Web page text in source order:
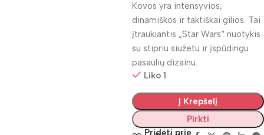
Kovos yra intensyvios,
dinamiškos ir taktiškai gilios. Tai
įtraukiantis „Star Wars“ nuotykis
su stipriu siužetu ir įspūdingu
pasaulių dizainu.
Liko 1
Į Krepšelį
Pirkti
Pridėti prie